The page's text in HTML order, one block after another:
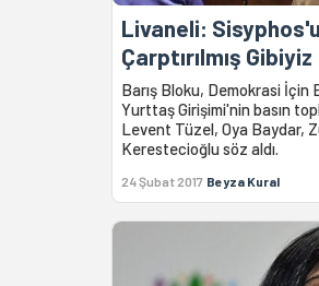
Livaneli:
Çarptırılmış Gibiyiz
Barış Bloku, Demokrasi İçin
Yurttaş Girişimi'nin basın
Levent Tüzel, Oya Baydar,
Kerestecioğlu söz aldı.
24 Şubat 2017 Beyza Kural